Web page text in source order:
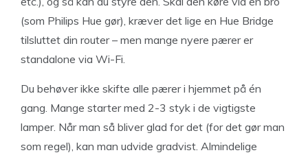
(som Philips Hue gør), kræver det lige en Hue Bridge
tilsluttet din router – men mange nyere pærer er
standalone via Wi-Fi.
Du behøver ikke skifte alle pærer i hjemmet på én
gang. Mange starter med 2-3 styk i de vigtigste
lamper. Når man så bliver glad for det (for det gør man
som regel), kan man udvide gradvist. Almindelige